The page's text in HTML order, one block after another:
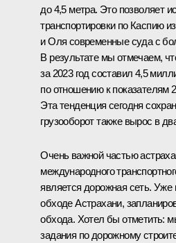
до 4,5 метра. Это позволяет
транспортировки по Каспию
и Оля современные суда с
В результате мы отмечаем,
за 2023 год составил 4,5
по отношению к показателям
Эта тенденция сегодня
грузооборот также вырос в
Очень важной частью
международного
является дорожная сеть.
обходе Астрахани,
обхода. Хотел бы отметить:
задания по дорожному